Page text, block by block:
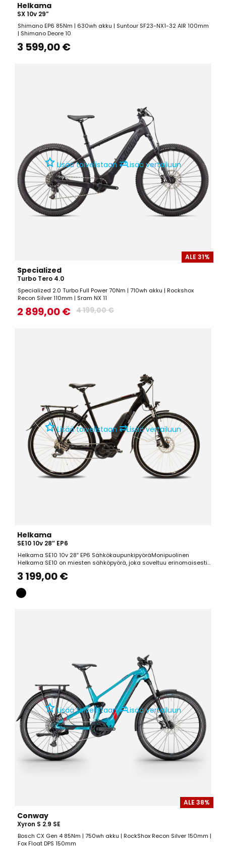
Helkama
SX 10v 29”
Shimano EP6 85Nm | 630wh akku | Suntour SF23-NX1-32 AIR 100mm
| Shimano Deore 10
3 599,00 €
ALE 31%
Lisää toivelistaan ⇄Lisää vertailuun
Specialized
Turbo Tero 4.0
Specialized 2.0 Turbo Full Power 70Nm | 710wh akku | Rockshox
Recon Silver 110mm | Sram NX 11
2 899,00 € 4 199,00 €
Lisää toivelistaan ⇄Lisää vertailuun
Helkama
SE10 10v 28″ EP6
Helkama SE10 10v 28″ EP6 SähkökaupunkipyöräMonipuolinen
Helkama SE10 on miesten sähköpyörä, joka soveltuu erinomaisesti
työsuhdepyöristä. Pyörä sopii erinomaisesti kaupunkiajoon sekä
3 199,00 €
ALE 38%
Lisää toivelistaan⇄Lisää vertailuun
Conway
Xyron S 2.9 SE
Bosch CX Gen 4 85Nm | 750wh akku | RockShox Recon Silver 150mm |
Fox Float DPS 150mm